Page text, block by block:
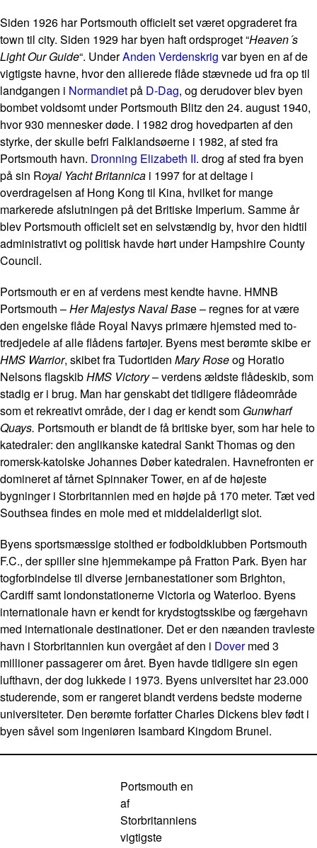
Siden 1926 har Portsmouth officielt set været opgraderet fra
town til city. Siden 1929 har byen haft ordsproget “Heaven´s
Light Our Guide“. UnderAnden Verdenskrig var byen en af de
vigtigste havne, hvor den allierede flåde stævnede ud fra op til
landgangen i Normandietpå D-Dag, og derudover blev byen
bombet voldsomt under Portsmouth Blitz den 24. august 1940,
hvor 930 mennesker døde. I 1982 drog hovedparten af den
styrke, der skulle befri Falklandsøerne i 1982, af sted fra
Portsmouth havn. Dronning Elizabeth II. drog af sted fra byen
på sin Royal Yacht Britannica i 1997 for at deltage i
overdragelsen af Hong Kong til Kina, hvilket for mange
markerede afslutningen på det Britiske Imperium. Samme år
blev Portsmouth officielt set en selvstændig by, hvor den hidtil
administrativt og politisk havde hørt under Hampshire County
Council.
Portsmouth er en af verdens mest kendte havne. HMNB
Portsmouth –Her Majestys Naval Base – regnes for at være
den engelske flåde Royal Navys primære hjemsted med to-
tredjedele af alle flådens fartøjer. Byens mest berømte skibe er
HMS Warrior, skibet fra Tudortiden Mary Roseog Horatio
Nelsons flagskibHMS Victory– verdens ældste flådeskib, som
stadig er i brug. Man har genskabt det tidligere flådeområde
som et rekreativt område, der i dag er kendt som Gunwharf
Quays. Portsmouth er blandt de få britiske byer, som har hele to
katedraler: den anglikanske katedral Sankt Thomas og den
romersk-katolske Johannes Døber katedralen. Havnefronten er
domineret af tårnet Spinnaker Tower, en af de højeste
bygninger i Storbritannien med en højde på 170 meter. Tæt ved
Southsea findes en mole med et middelalderligt slot.
Byens sportsmæssige stolthed er fodboldklubben Portsmouth
F.C., der spiller sine hjemmekampe på Fratton Park. Byen har
togforbindelse til diverse jernbanestationer som Brighton,
Cardiff samt londonstationerne Victoria og Waterloo. Byens
internationale havn er kendt for krydstogtsskibe og færgehavn
med internationale destinationer. Det er den næanden travleste
havn i Storbritannien kun overgået af den i Dovermed 3
millioner passagerer om året. Byen havde tidligere sin egen
lufthavn, der dog lukkede i 1973. Byens universitet har 23.000
studerende, som er rangeret blandt verdens bedste moderne
universiteter. Den berømte forfatter Charles Dickens blev født i
byen såvel som ingeniøren Isambard Kingdom Brunel.
Portsmouth en
af
Storbritanniens
vigtigste